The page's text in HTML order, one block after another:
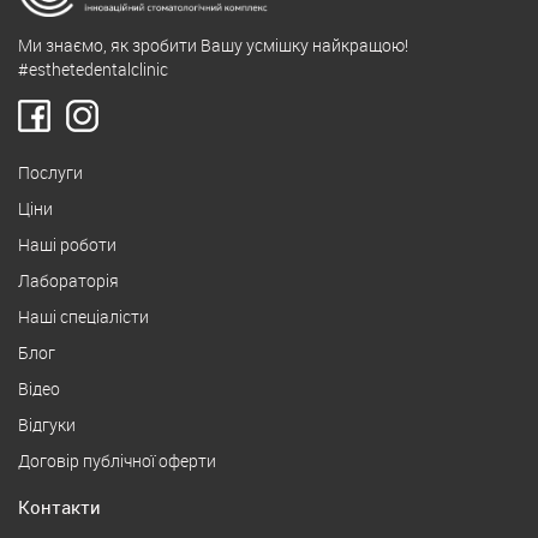
Ми знаємо, як зробити Вашу усмішку найкращою!
#esthetedentalclinic
Послуги
Ціни
Наші роботи
Лабораторія
Наші спеціалісти
Блог
Відео
Відгуки
Договір публічної оферти
Контакти